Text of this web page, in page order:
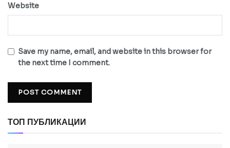
Website
Save my name, email, and website in this browser for
the next time I comment.
ТОП ПУБЛИКАЦИИ